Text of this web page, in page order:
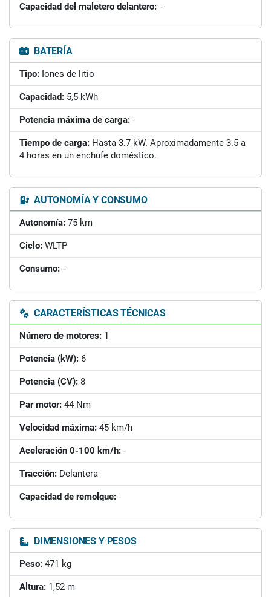
Capacidad del maletero delantero: -
BATERÍA
Tipo: Iones de litio
Capacidad: 5,5 kWh
Potencia máxima de carga: -
Tiempo de carga: Hasta 3.7 kW. Aproximadamente 3.5 a
4 horas en un enchufe doméstico.
AUTONOMÍA Y CONSUMO
Autonomía: 75 km
Ciclo: WLTP
Consumo: -
CARACTERÍSTICAS TÉCNICAS
Número de motores: 1
Potencia (kW): 6
Potencia (CV): 8
Par motor: 44 Nm
Velocidad máxima: 45 km/h
Aceleración 0-100 km/h: -
Tracción: Delantera
Capacidad de remolque: -
DIMENSIONES Y PESOS
Peso: 471 kg
Altura: 1,52 m